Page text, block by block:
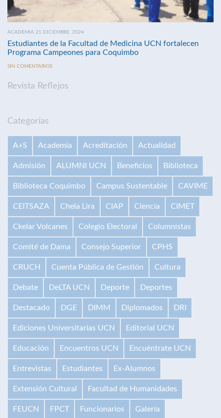
ACADEMIA 21 DICIEMBRE, 2024
Estudiantes de la Facultad de Medicina UCN fortalecen
Programa Campeones para Coquimbo
SIN COMENTARIOS
Revista Reflejos
Categorías
A+S Academia Acreditación Actualidad
Admisión ALUMNI UCN Beneficios Biblioteca
Biblioteca Coquimbo Campus Sustentable CAVIME
CEITSAZA Chela Lira CIAP Ciencia CIMET
Ckelar Volcanes Colegio Electoral Columnistas
Comité de Dama Consejo Superior CPHS
CRUCH Cuenta Pública de Gestión Cultura
Debate DeLTA UCN Deporte Deportes
Destacado DGE DIMM Diplomados DRI
Ediciones Universitarias UCN Editorial UCN
Educación Encuentros UCN Encuéntrate UCN
Entrevistas Estudiantes Ex-Alumnos
Extensión Cultural Facultad de Humanidades
FEUCN FPCT Funcionarios Galería